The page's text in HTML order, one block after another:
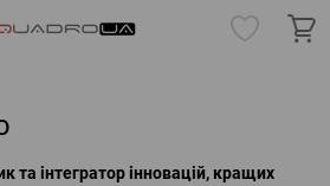
та інтегратор інновацій, кращих